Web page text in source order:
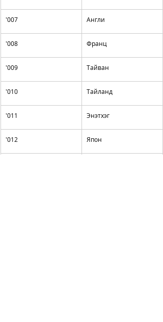
'007 Англи
'008 Франц
'009 Тайван
'010 Тайланд
'011 Энэтхэг
'012 Япон